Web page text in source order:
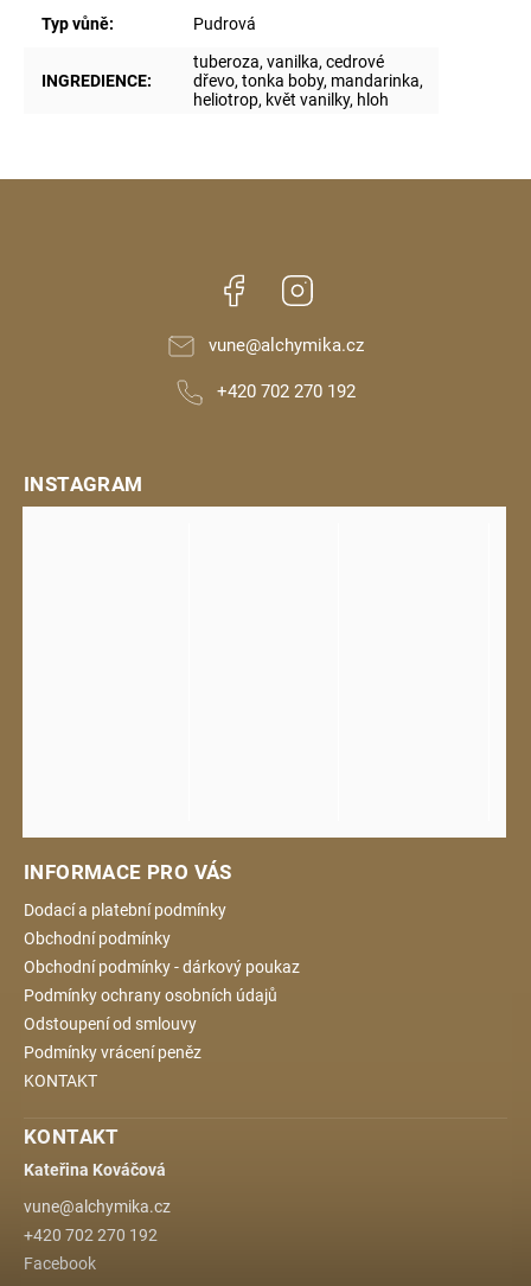
Typ vůně: Pudrová
INGREDIENCE:
tuberoza, vanilka, cedrové
dřevo, tonka boby, mandarinka,
heliotrop, květ vanilky, hloh
Facebook
vune@alchymika.cz
+420 702 270 192
INFORMACE PRO VÁS
Dodací a platební podmínky
Obchodní podmínky
Obchodní podmínky - dárkový poukaz
Podmínky ochrany osobních údajů
Odstoupení od smlouvy
Podmínky vrácení peněz
KONTAKT
KONTAKT
Kateřina Kováčová
vune@alchymika.cz
+420 702 270 192
Facebook
INSTAGRAM